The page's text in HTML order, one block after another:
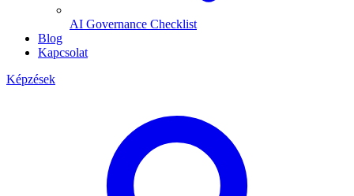
AI Governance Checklist
Blog
Kapcsolat
Képzések